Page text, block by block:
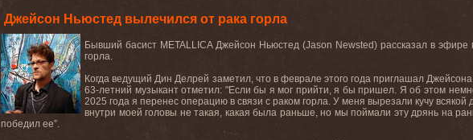
Джейсон Ньюстед вылечился от рака горла
Бывший басист METALLICAДжейсон Ньюстед (Jason Newsted)рассказал в эфире
горла.
Когда ведущий Дин Делрей заметил, что в феврале этого года приглашал
63-летний музыкант отметил: "Если бы я мог прийти, я бы пришел. Я об этом
2025 года я перенес операцию в связи с раком горла. У меня вырезали кучу
внутри моей головы не такая, какая была раньше, но мы поймали эту дрянь на
победил ее”.